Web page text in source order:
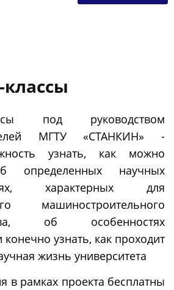
под руководством
МГТУ «СТАНКИН» -
узнать, как можно
определенных научных
характерных для
машиностроительного
об особенностях
узнать, как проходит
жизнь университета
в рамках проекта бесплатны